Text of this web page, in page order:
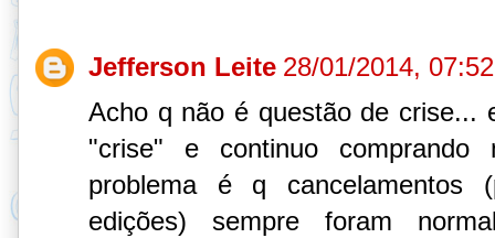
Jefferson Leite 28/01/2014, 07:52
Acho q não é questão de crise...
"crise" e continuo comprando
problema é q cancelamentos
edições) sempre foram